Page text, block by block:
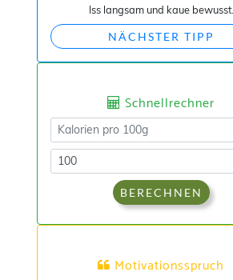
Iss langsam und kaue bewusst.
NÄCHSTER TIPP
Schnellrechner
BERECHNEN
Motivationsspruch